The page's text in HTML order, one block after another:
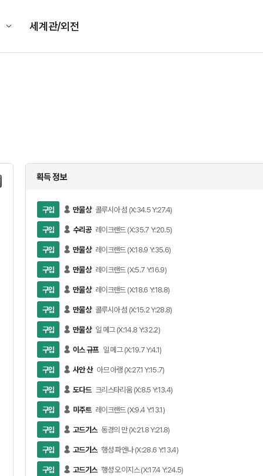
세계관/외전
획득 정보
구입 만물상 콜루시아 섬 (X:34.5 Y:27.4)
구입 수리공 레이크랜드 (X:35.7 Y:20.5)
구입 만물상 레이크랜드 (X:18.9 Y:35.6)
구입 만물상 레이크랜드 (X:5.7 Y:16.9)
구입 만물상 레이크랜드 (X:18.6 Y:18.8)
구입 만물상 콜루시아 섬 (X:15.2 Y:28.8)
구입 만물상 일 메그 (X:14.8 Y:32.2)
구입 이스 규프 일 메그 (X:19.7 Y:4.1)
구입 사안 산 아므 아랭 (X:27.1 Y:15.7)
구입 도다드 크리스타리움 (X:8.5 Y:13.4)
구입 미주트 레이크랜드 (X:9.4 Y:13.1)
구입 고드기스 동경의 만 (X:21.8 Y:21.8)
구입 고드기스 행성 파엔나 (X:28.6 Y:13.4)
구입 고드기스 행성 오이지스 (X:17.4 Y:24.5)